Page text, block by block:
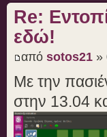
Re:
εδώ!
από sotos21 »
Με την
στην 13.04